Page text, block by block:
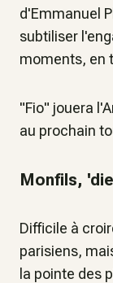
d'Emmanuel
subtiliser
moments, en
"Fio" jouera
au prochain
Monfils,
Difficile à
parisiens,
la pointe des